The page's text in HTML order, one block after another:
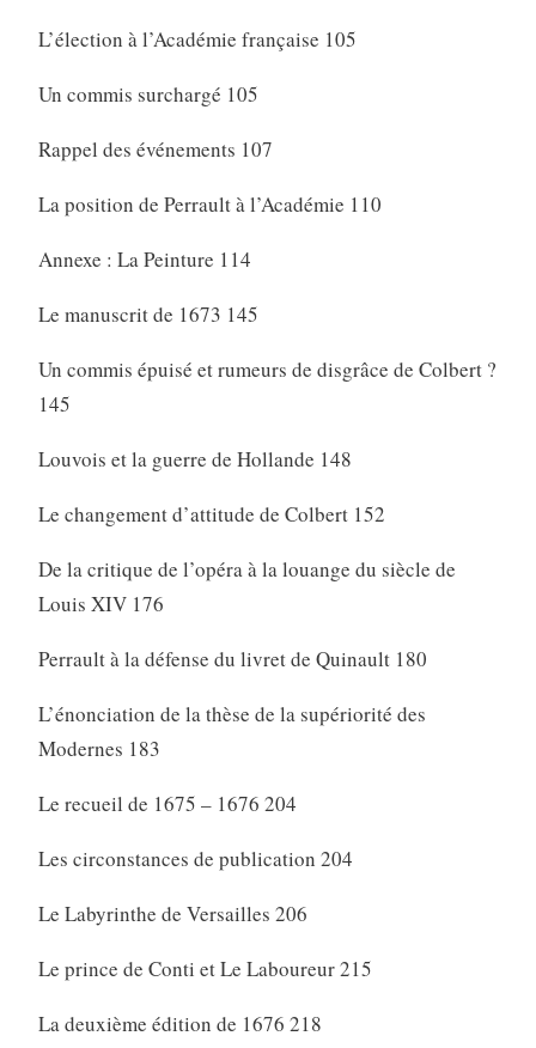
L’élection à l’Académie française 105
Un commis surchargé 105
Rappel des événements 107
La position de Perrault à l’Académie 110
Annexe : La Peinture 114
Le manuscrit de 1673 145
Un commis épuisé et rumeurs de disgrâce de Colbert ?
145
Louvois et la guerre de Hollande 148
Le changement d’attitude de Colbert 152
De la critique de l’opéra à la louange du siècle de
Louis XIV 176
Perrault à la défense du livret de Quinault 180
L’énonciation de la thèse de la supériorité des
Modernes 183
Le recueil de 1675 – 1676 204
Les circonstances de publication 204
Le Labyrinthe de Versailles 206
Le prince de Conti et Le Laboureur 215
La deuxième édition de 1676 218